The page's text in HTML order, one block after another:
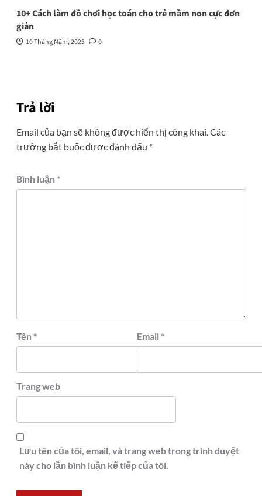
10+ Cách làm đồ chơi học toán cho trẻ mầm non cực đơn
giản
10 Tháng Năm, 2023 0
Trả lời
Email của bạn sẽ không được hiển thị công khai. Các
trường bắt buộc được đánh dấu *
Bình luận *
Tên * Email *
Trang web
Lưu tên của tôi, email, và trang web trong trình duyệt
này cho lần bình luận kế tiếp của tôi.